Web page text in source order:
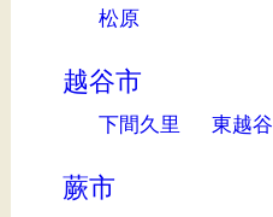
松原
越谷市
下間久里 東越谷
蕨市